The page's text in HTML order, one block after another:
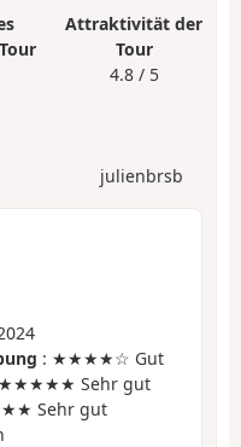
Attraktivität der
Tour
4.8 / 5
julienbrsb
: ★★★★☆ Gut
Sehr gut
Sehr gut